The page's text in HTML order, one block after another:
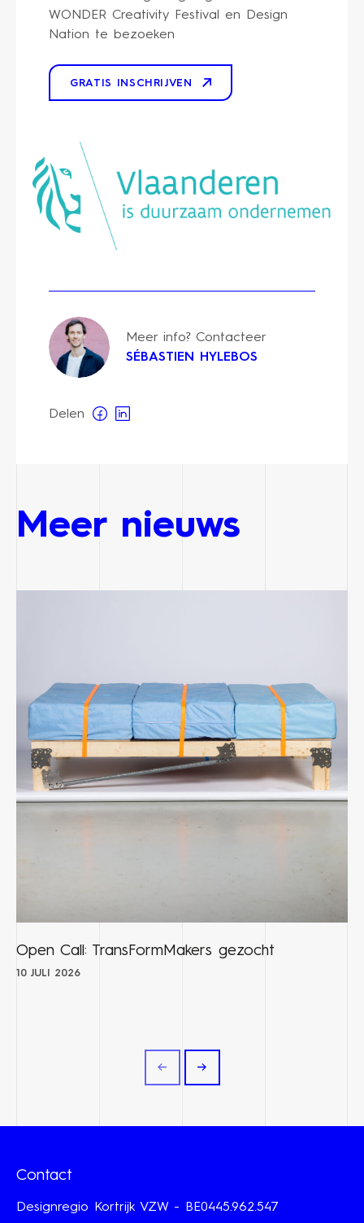
WONDER Creativity Festival en Design
Nation te bezoeken
GRATIS INSCHRIJVEN
Meer info? Contacteer
SÉBASTIEN HYLEBOS
Delen
Meer nieuws
Open Call: TransFormMakers gezocht
10 JULI 2026
Contact
Designregio Kortrijk VZW - BE0445.962.547